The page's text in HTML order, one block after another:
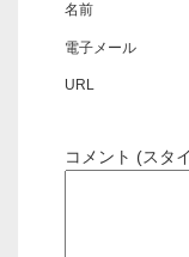
名前
電子メール
URL
コメント (スタ